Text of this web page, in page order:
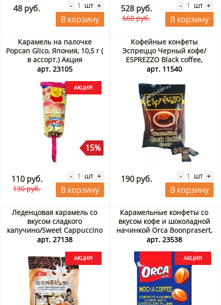
48 руб. - шт +
В корзину
528 руб.
660 руб.
- шт +
В корзину
Карамель на палочке
Popcan Glico, Япония, 10,5 г (
в ассорт.) Акция
арт. 23105
15%
110 руб.
130 руб.
- шт +
В корзину
Кофейные конфеты
Эспреццо Черный кофе/
ESPREZZO Black coffee,
Индонезия 150 г
арт. 11540
190 руб. - шт +
В корзину
Леденцовая карамель со
вкусом сладкого
капучино/Sweet Cappuccino
Candy Илкванг/Ilkwang,
арт. 27138
Карамельные конфеты со
вкусом кофе и шоколадной
начинкой Orca Boonprasert,
Таиланд, 140 г Акция
арт. 23538